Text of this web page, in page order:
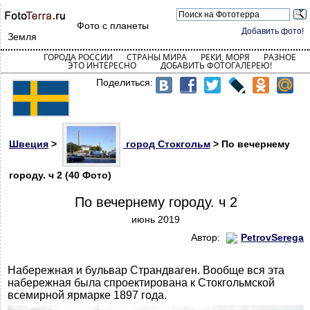
Добавить фото!
Фото с планеты
Земля
ГОРОДА РОССИИ СТРАНЫ МИРА РЕКИ, МОРЯ РАЗНОЕ
ЭТО ИНТЕРЕСНО ДОБАВИТЬ ФОТОГАЛЕРЕЮ!
Поделиться:
Швеция > город Стокгольм > По вечернему
городу. ч 2 (40 Фото)
По вечернему городу. ч 2
июнь 2019
Автор:
PetrovSerega
Набережная и бульвар Страндваген. Вообще вся эта
набережная была спроектирована к Стокгольмской
всемирной ярмарке 1897 года.